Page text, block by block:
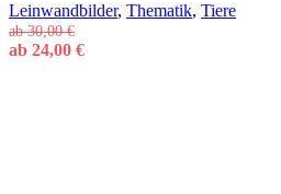
Leinwandbilder, Thematik, Tiere
ab30,00€
ab 24,00 €